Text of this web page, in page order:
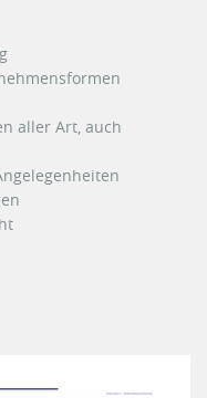
aller Art, auch